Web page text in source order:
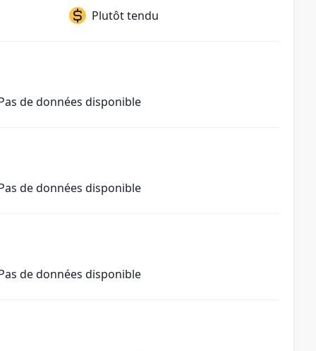
Plutôt tendu
de données disponible
de données disponible
de données disponible